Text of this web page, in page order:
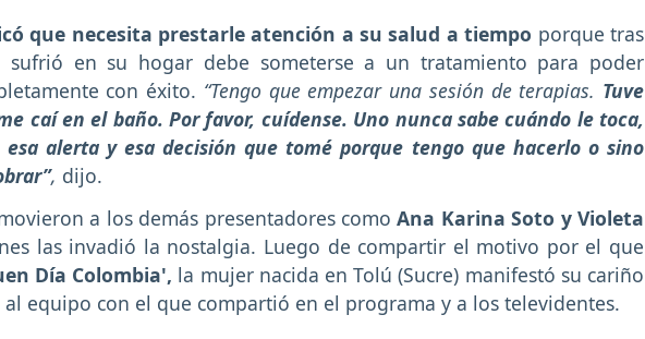
que necesita prestarle atención a su salud a tiempo porque tras
sufrió en su hogar debe someterse a un tratamiento para poder
con éxito. “Tengo que empezar una sesión de terapias. Tuve
caí en el baño. Por favor, cuídense. Uno nunca sabe cuándo le toca,
alerta y esa decisión que tomé porque tengo que hacerlo o sino
, dijo.
a los demás presentadores comoAna Karina Soto y Violeta
las invadió la nostalgia. Luego de compartir el motivo por el que
Día Colombia', la mujer nacida en Tolú (Sucre) manifestó su cariño
equipo con el que compartió en el programa y a los televidentes.